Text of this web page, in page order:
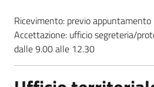
Ricevimento: previo appuntamento
Accettazione: ufficio segreteria/
dalle 9.00 alle 12.30